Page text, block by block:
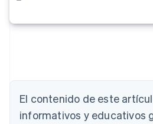
El contenido de este
informativos y educativos
Alemania